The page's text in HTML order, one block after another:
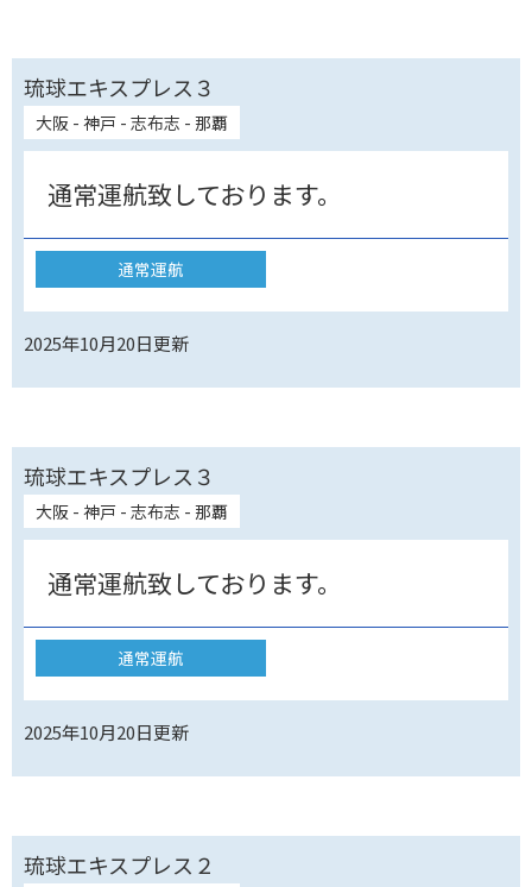
琉球エキスプレス３
大阪 - 神戸 - 志布志 - 那覇
通常運航致しております。
通常運航
2025年10月20日更新
琉球エキスプレス３
大阪 - 神戸 - 志布志 - 那覇
通常運航致しております。
通常運航
2025年10月20日更新
琉球エキスプレス２